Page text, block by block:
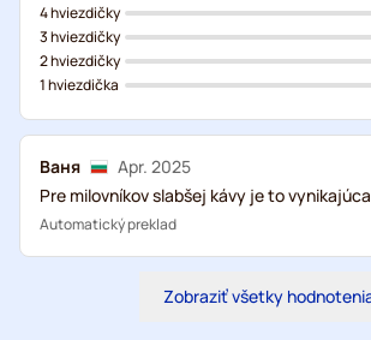
4 hviezdičky
3 hviezdičky
2 hviezdičky
1 hviezdička
Ваня
Apr. 2025
Pre milovníkov slabšej kávy je to
Automatický preklad
Zobraziť všetky